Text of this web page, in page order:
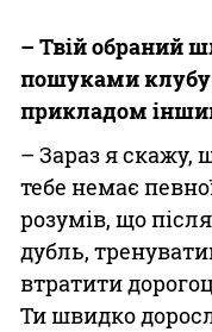
– Твій обраний
пошуками
прикладом
– Зараз я скажу,
тебе немає
розумів, що
дубль,
втратити
Ти швидко